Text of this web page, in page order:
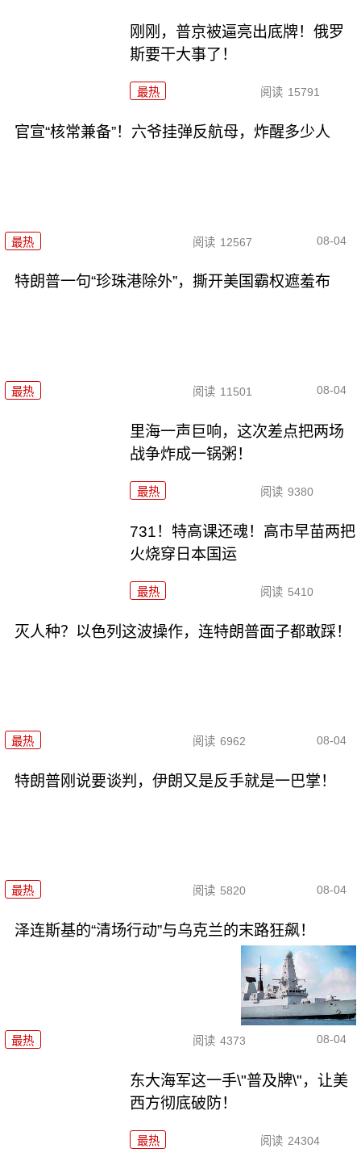
刚刚，普京被逼亮出底牌！俄罗
斯要干大事了！
最热 阅读 15791
官宣“核常兼备”！六爷挂弹反航母，炸醒多少人
最热 阅读 12567 08-04
特朗普一句“珍珠港除外”，撕开美国霸权遮羞布
最热 阅读 11501 08-04
里海一声巨响，这次差点把两场
战争炸成一锅粥！
最热 阅读 9380
731！特高课还魂！高市早苗两把
火烧穿日本国运
最热 阅读 5410
灭人种？以色列这波操作，连特朗普面子都敢踩！
最热 阅读 6962 08-04
特朗普刚说要谈判，伊朗又是反手就是一巴掌！
最热 阅读 5820 08-04
泽连斯基的“清场行动”与乌克兰的末路狂飙！
最热 阅读 4373 08-04
东大海军这一手\"普及牌\"，让美
西方彻底破防！
最热 阅读 24304